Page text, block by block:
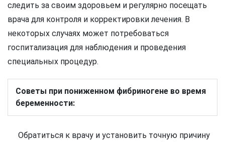
следить за своим здоровьем и регулярно посещать
врача для контроля и корректировки лечения. В
некоторых случаях может потребоваться
госпитализация для наблюдения и проведения
специальных процедур.
Советы при пониженном фибриногене во время
беременности:
Обратиться к врачу и установить точную причину